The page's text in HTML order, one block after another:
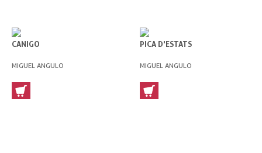
CANIGO
MIGUEL ANGULO
PICA D'ESTATS
MIGUEL ANGULO